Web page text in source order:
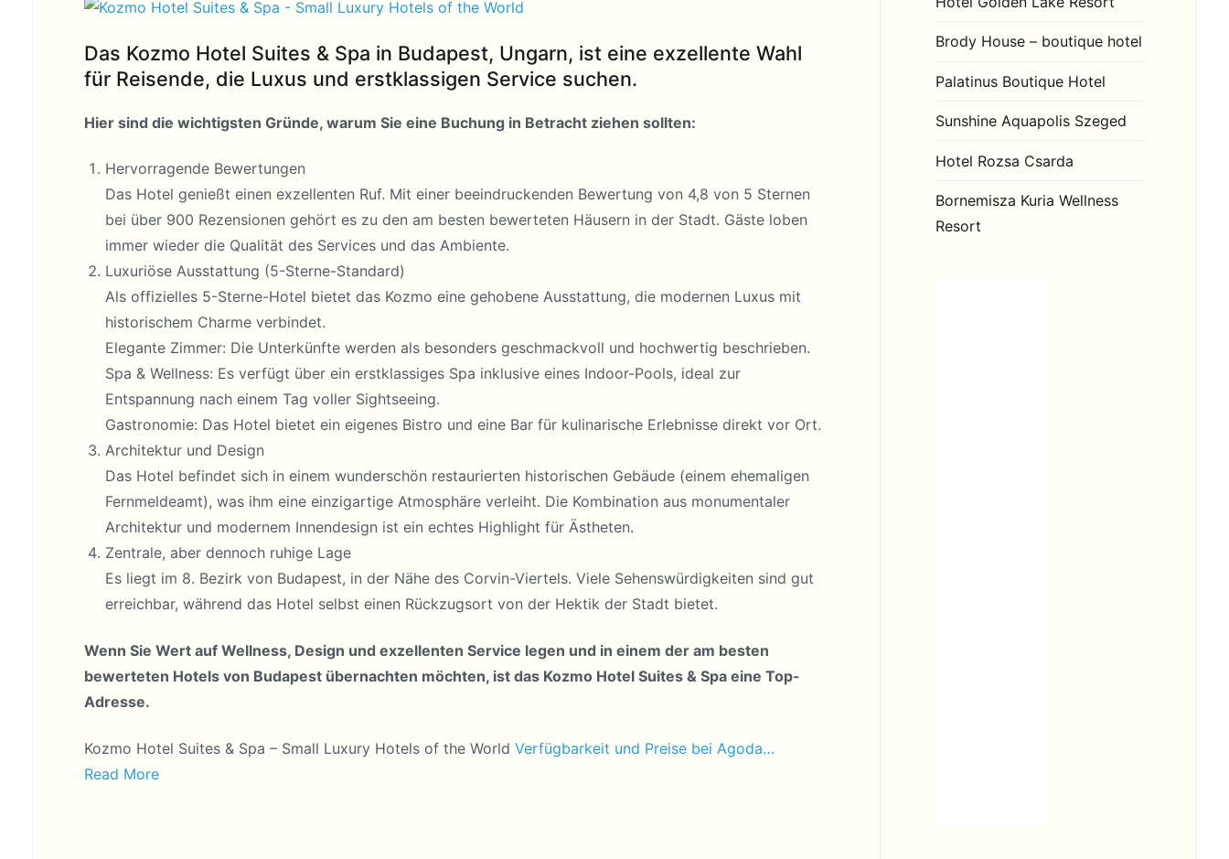
Das Kozmo Hotel Suites & Spa in Budapest, Ungarn, ist eine exzellente Wahl
für Reisende, die Luxus und erstklassigen Service suchen.
Hier sind die wichtigsten Gründe, warum Sie eine Buchung in Betracht ziehen sollten:
Hervorragende Bewertungen
Das Hotel genießt einen exzellenten Ruf. Mit einer beeindruckenden Bewertung von 4,8 von 5 Sternen
bei über 900 Rezensionen gehört es zu den am besten bewerteten Häusern in der Stadt. Gäste loben
immer wieder die Qualität des Services und das Ambiente.
Luxuriöse Ausstattung (5-Sterne-Standard)
Als offizielles 5-Sterne-Hotel bietet das Kozmo eine gehobene Ausstattung, die modernen Luxus mit
historischem Charme verbindet.
Elegante Zimmer: Die Unterkünfte werden als besonders geschmackvoll und hochwertig beschrieben.
Spa & Wellness: Es verfügt über ein erstklassiges Spa inklusive eines Indoor-Pools, ideal zur
Entspannung nach einem Tag voller Sightseeing.
Gastronomie: Das Hotel bietet ein eigenes Bistro und eine Bar für kulinarische Erlebnisse direkt vor Ort.
Architektur und Design
Das Hotel befindet sich in einem wunderschön restaurierten historischen Gebäude (einem ehemaligen
Fernmeldeamt), was ihm eine einzigartige Atmosphäre verleiht. Die Kombination aus monumentaler
Architektur und modernem Innendesign ist ein echtes Highlight für Ästheten.
Zentrale, aber dennoch ruhige Lage
Es liegt im 8. Bezirk von Budapest, in der Nähe des Corvin-Viertels. Viele Sehenswürdigkeiten sind gut
erreichbar, während das Hotel selbst einen Rückzugsort von der Hektik der Stadt bietet.
Wenn Sie Wert auf Wellness, Design und exzellenten Service legen und in einem der am besten
bewerteten Hotels von Budapest übernachten möchten, ist das Kozmo Hotel Suites & Spa eine Top-
Adresse.
Kozmo Hotel Suites & Spa – Small Luxury Hotels of the World Verfügbarkeit und Preise bei Agoda…
Read More
Brody House – boutique hotel
Palatinus Boutique Hotel
Sunshine Aquapolis Szeged
Hotel Rozsa Csarda
Bornemisza Kuria Wellness
Resort